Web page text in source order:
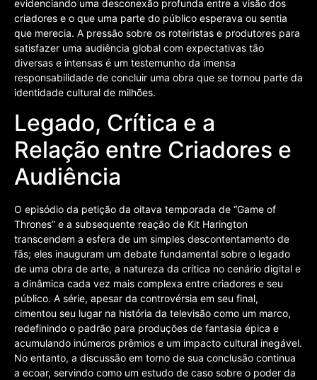
evidenciando uma desconexão profunda entre a visão dos
criadores e o que uma parte do público esperava ou sentia
que merecia. A pressão sobre os roteiristas e produtores para
satisfazer uma audiência global com expectativas tão
diversas e intensas é um testemunho da imensa
responsabilidade de concluir uma obra que se tornou parte da
identidade cultural de milhões.
Legado, Crítica e a
Relação entre Criadores e
Audiência
O episódio da petição da oitava temporada de “Game of
Thrones” e a subsequente reação de Kit Harington
transcendem a esfera de um simples descontentamento de
fãs; eles inauguram um debate fundamental sobre o legado
de uma obra de arte, a natureza da crítica no cenário digital e
a dinâmica cada vez mais complexa entre criadores e seu
público. A série, apesar da controvérsia em seu final,
cimentou seu lugar na história da televisão como um marco,
redefinindo o padrão para produções de fantasia épica e
acumulando inúmeros prêmios e um impacto cultural inegável.
No entanto, a discussão em torno de sua conclusão continua
a ecoar, servindo como um estudo de caso sobre o poder da